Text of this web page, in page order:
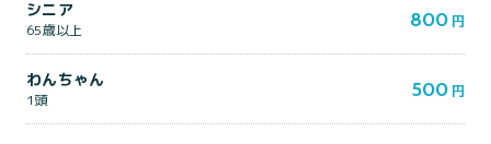
シニア
65歳以上 800 円
わんちゃん
1頭 500 円